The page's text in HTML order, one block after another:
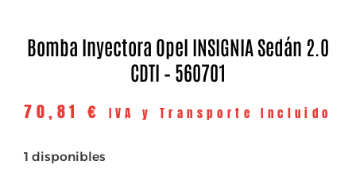
Bomba Inyectora Opel INSIGNIA Sedán 2.0
CDTI – 560701
70,81 € IVA y Transporte Incluido
1 disponibles